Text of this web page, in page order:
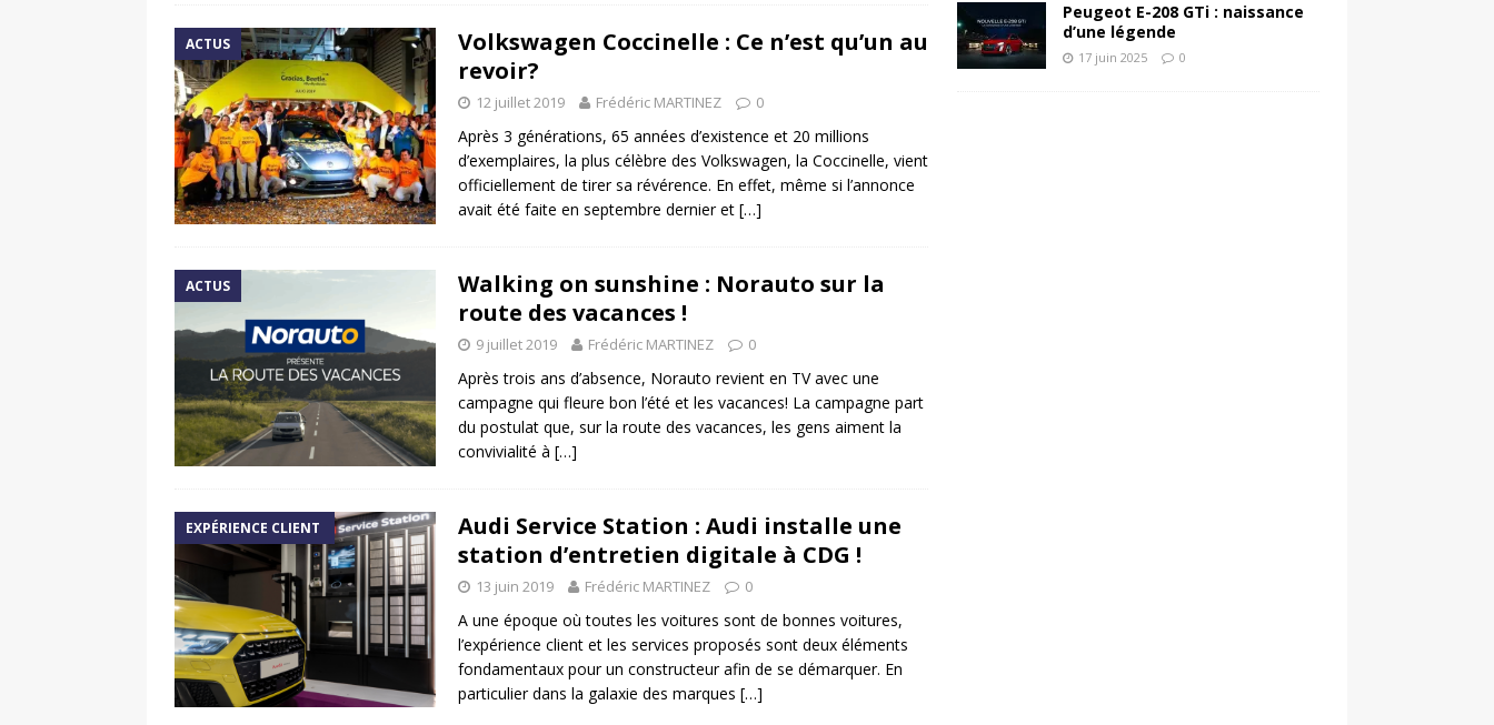
ACTUS
Volkswagen Coccinelle : Ce n’est qu’un au
revoir?
12 juillet 2019 Frédéric MARTINEZ 0
Après 3 générations, 65 années d’existence et 20 millions
d’exemplaires, la plus célèbre des Volkswagen, la Coccinelle, vient
officiellement de tirer sa révérence. En effet, même si l’annonce
avait été faite en septembre dernier et […]
ACTUS
Walking on sunshine : Norauto sur la
route des vacances !
9 juillet 2019 Frédéric MARTINEZ 0
Après trois ans d’absence, Norauto revient en TV avec une
campagne qui fleure bon l’été et les vacances! La campagne part
du postulat que, sur la route des vacances, les gens aiment la
convivialité à […]
EXPÉRIENCE CLIENT
Audi Service Station : Audi installe une
station d’entretien digitale à CDG !
13 juin 2019 Frédéric MARTINEZ 0
A une époque où toutes les voitures sont de bonnes voitures,
l’expérience client et les services proposés sont deux éléments
fondamentaux pour un constructeur afin de se démarquer. En
particulier dans la galaxie des marques […]
Peugeot E-208 GTi : naissance
d’une légende
17 juin 2025 0